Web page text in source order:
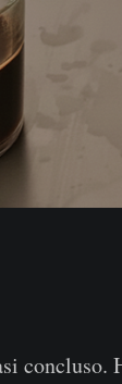
concluso.